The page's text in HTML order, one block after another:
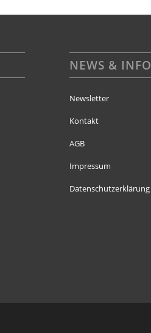
NEWS & INFO
Newsletter
Kontakt
AGB
Impressum
Datenschutzerklärung